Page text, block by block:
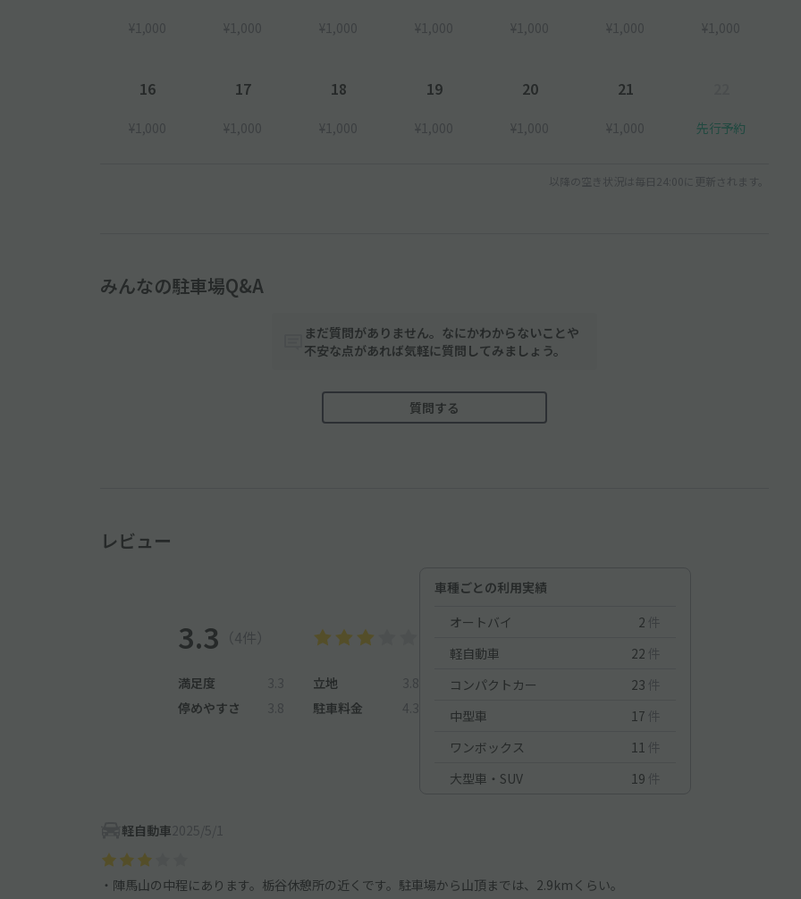
¥1,000 ¥1,000 ¥1,000 ¥1,000 ¥1,000 ¥1,000 ¥1,000
16
¥1,000
17
¥1,000
18
¥1,000
19
¥1,000
20
¥1,000
21
¥1,000 先行予約
以降の空き状況は毎日24:00に更新されます。
みんなの駐車場Q&A
まだ質問がありません。なにかわからないことや
不安な点があれば気軽に質問してみましょう。
質問する
レビュー
3.3 （4件）
満足度 3.3 立地
3.8
停めやすさ
3.8 駐車料金 4.3
車種ごとの利用実績
オートバイ
2 件
軽自動車
22 件
コンパクトカー
23 件
中型車
17 件
ワンボックス
11 件
大型車・SUV
19 件
軽自動車2025/5/1
・陣馬山の中程にあります。栃谷休憩所の近くです。駐車場から山頂までは、2.9kmくらい。